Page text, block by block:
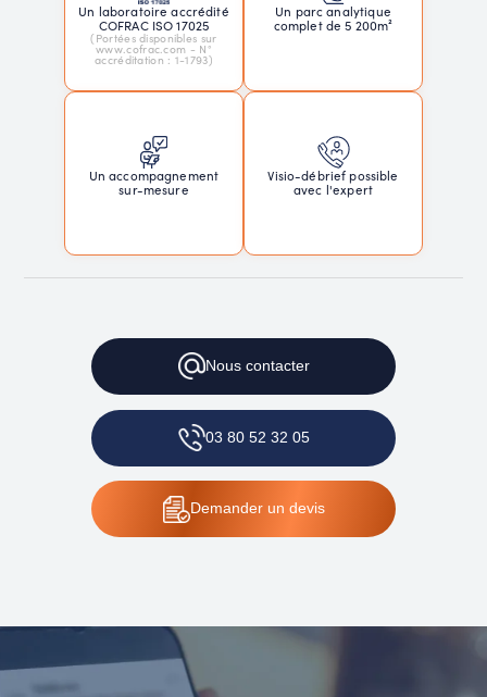
Un laboratoire accrédité
COFRAC ISO 17025
(Portées disponibles sur
www.cofrac.com - N°
accréditation : 1-1793)
Un parc analytique
complet de 5 200m²
Un accompagnement
sur-mesure
Visio-débrief possible
avec l'expert
Nouscontacter
03 80 52 32 05
Demanderun devis